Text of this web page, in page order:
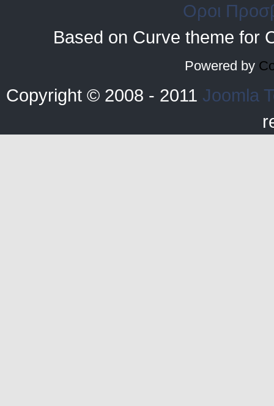
Οροι
Based on Curve theme for
Powered by
Copyright © 2008 - 2011 Joomla